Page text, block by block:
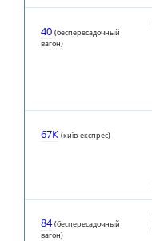
40 (беспересадочный
вагон)
67К (київ-експрес)
84 (беспересадочный
вагон)